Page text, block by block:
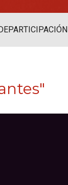
PARTICIPACIÓN